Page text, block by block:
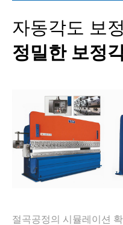
자동각도 보
정밀한 보정
절곡공정의 시뮬레이션